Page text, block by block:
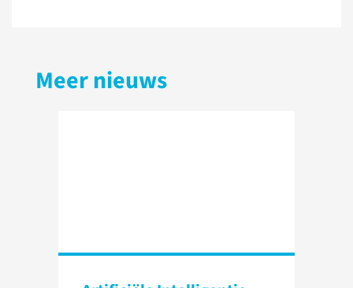
Meer nieuws